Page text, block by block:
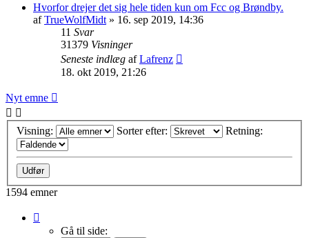
Hvorfor drejer det sig hele tiden kun om Fcc og Brøndby.
afTrueWolfMidt » 16. sep 2019, 14:36
11 Svar
31379 Visninger
Seneste indlæg afLafrenz
18. okt 2019, 21:26
Nyt emne
Visning: Sorter efter: Retning:
1594 emner
Gå til side: